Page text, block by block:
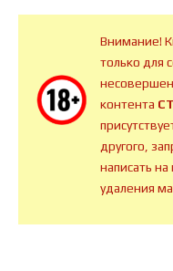
Внимание!
только для
контента
другого,
написать на
удаления